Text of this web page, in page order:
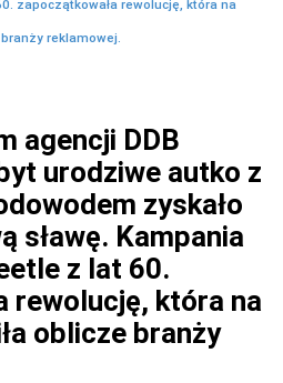
zapoczątkowała rewolucję, która na
reklamowej.
agencji DDB
urodziwe autko z
zyskało
sławę. Kampania
z lat 60.
rewolucję, która na
oblicze branży